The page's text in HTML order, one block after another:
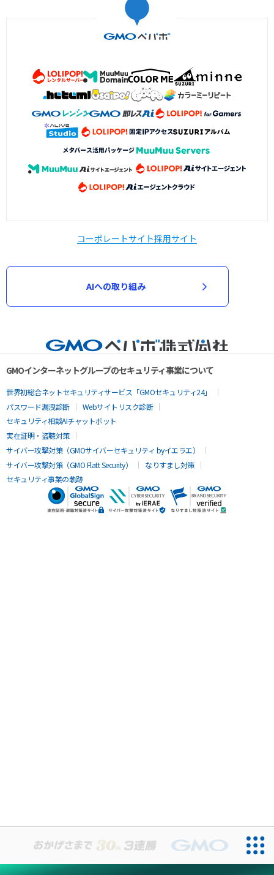
コーポレートサイト採用サイト
AIへの取り組み
GMOインターネットグループのセキュリティ事業について
世界初総合ネットセキュリティサービス「GMOセキュリティ24」
パスワード漏洩診断
Webサイトリスク診断
セキュリティ相談AIチャットボット
実在証明・盗聴対策
サイバー攻撃対策（GMOサイバーセキュリティ byイエラエ）
サイバー攻撃対策（GMO Flatt Security）
なりすまし対策
セキュリティ事業の軌跡